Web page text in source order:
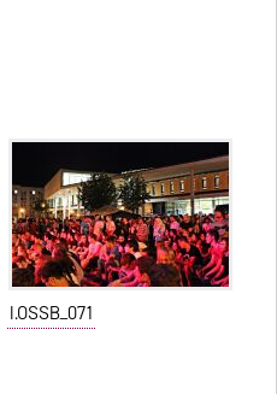
I.OSSB_071